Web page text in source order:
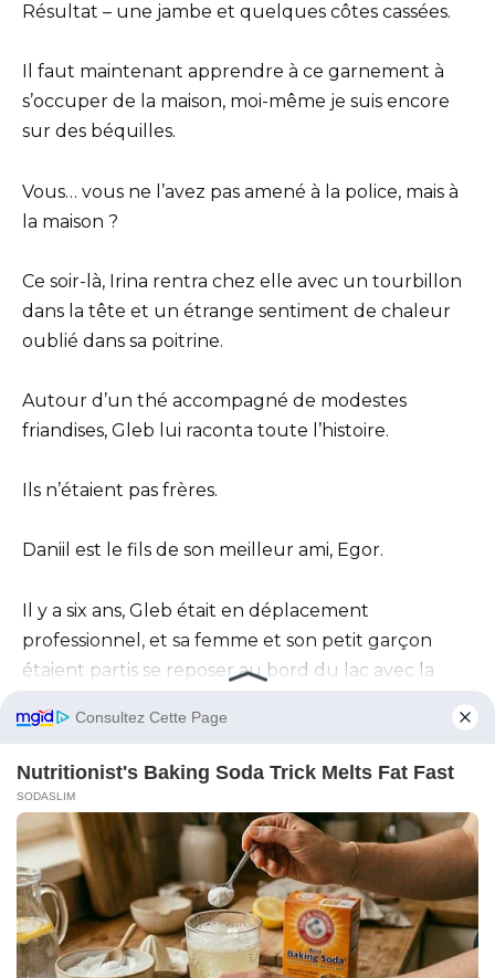
Résultat – une jambe et quelques côtes cassées.
Il faut maintenant apprendre à ce garnement à
s’occuper de la maison, moi-même je suis encore
sur des béquilles.
Vous… vous ne l’avez pas amené à la police, mais à
la maison ?
Ce soir-là, Irina rentra chez elle avec un tourbillon
dans la tête et un étrange sentiment de chaleur
oublié dans sa poitrine.
Autour d’un thé accompagné de modestes
friandises, Gleb lui raconta toute l’histoire.
Ils n’étaient pas frères.
Daniil est le fils de son meilleur ami, Egor.
Il y a six ans, Gleb était en déplacement
professionnel, et sa femme et son petit garçon
étaient partis se reposer au bord du lac avec la
par un camion qui avait dévié sur leur voie.
Tout le monde est mort.
Tout le monde sauf le petit Danka de sept ans, qui
survécut miraculeusement, passant ensuite de
longs mois à l’hôpital.